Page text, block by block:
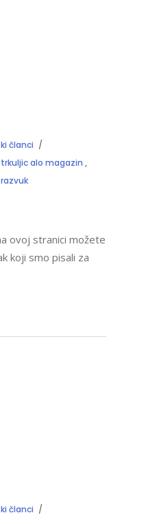
članci
alo magazin ,
ovoj stranici možete
koji smo pisali za
članci